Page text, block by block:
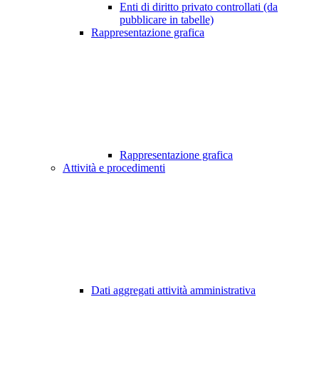
Enti di diritto privato controllati (da
pubblicare in tabelle)
Rappresentazione grafica
Rappresentazione grafica
Attività e procedimenti
Dati aggregati attività amministrativa